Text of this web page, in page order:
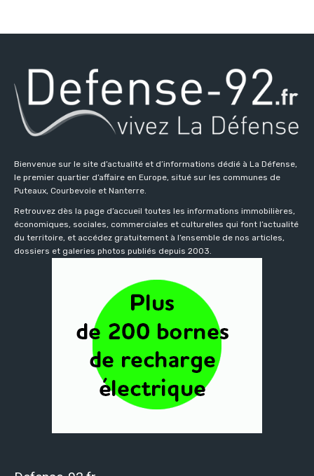
Bienvenue sur le site d’actualité et d’informations dédié à La Défense,
le premier quartier d’affaire en Europe, situé sur les communes de
Puteaux, Courbevoie et Nanterre.
Retrouvez dès la page d’accueil toutes les informations immobilières,
économiques, sociales, commerciales et culturelles qui font l’actualité
du territoire, et accédez gratuitement à l’ensemble de nos articles,
dossiers et galeries photos publiés depuis 2003.